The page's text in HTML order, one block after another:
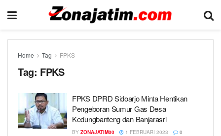
Home Tag FPKS
Tag: FPKS
FPKS DPRD Sidoarjo Minta Hentikan
Pengeboran Sumur Gas Desa
Kedungbanteng dan Banjarasri
BY ZONAJATIM00 1 FEBRUARI 2023 0